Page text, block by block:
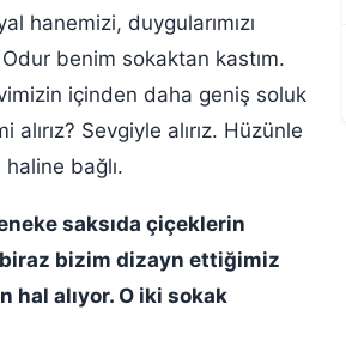
hanemizi, duygularımızı
Odur benim sokaktan kastım.
içinden daha geniş soluk
alırız? Sevgiyle alırız. Hüzünle
haline bağlı.
saksıda çiçeklerin
bizim dizayn ettiğimiz
alıyor. O iki sokak